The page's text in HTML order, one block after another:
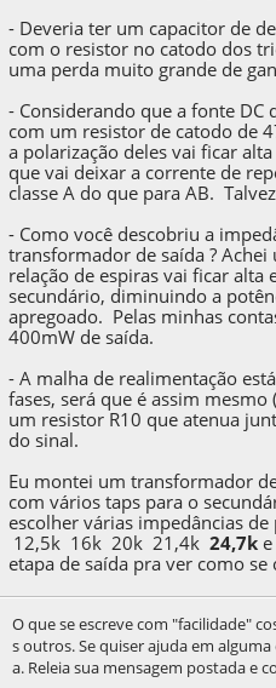
- Deveria ter um capacitor de
com o resistor no catodo dos
uma perda muito grande de
- Considerando que a fonte DC
com um resistor de catodo de
a polarização deles vai ficar
que vai deixar a corrente de
classe A do que para AB.
- Como você descobriu a
transformador de saída ?
relação de espiras vai ficar
secundário, diminuindo a
apregoado. Pelas minhas
400mW de saída.
- A malha de realimentação
fases, será que é assim
um resistor R10 que atenua
do sinal.
Eu montei um transformador
com vários taps para o
escolher várias impedâncias
12,5k 16k 20k 21,4k24,7k
etapa de saída pra ver como se
O que se escreve com "facilidade"
s outros. Se quiser ajuda em
a. Releia sua mensagem postada e